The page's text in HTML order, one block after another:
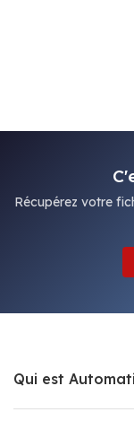
Récupérez votre
Qui est